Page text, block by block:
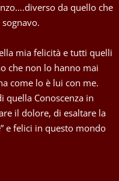
da quello che
mia felicità e tutti quelli
che non lo hanno mai
come lo è lui con me.
quella Conoscenza in
il dolore, di esaltare la
e felici in questo mondo